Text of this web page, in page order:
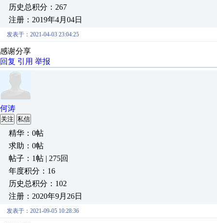
历史总积分：267
注册：2019年4月04日
发表于：2021-04-03 23:04:25
感谢分享
回复 引用 举报
何涛
关注 私信
精华：0帖
求助：0帖
帖子：1帖 | 275回
年度积分：16
历史总积分：102
注册：2020年9月26日
发表于：2021-09-05 10:28:36